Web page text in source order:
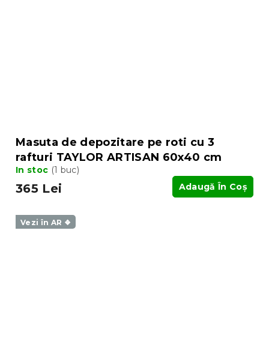
Masuta de depozitare pe roti cu 3
rafturi TAYLOR ARTISAN 60x40 cm
In stoc (1 buc)
365 Lei Adaugă În Coş
Vezi în AR ❖